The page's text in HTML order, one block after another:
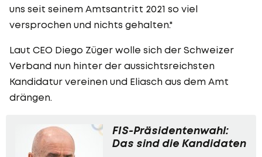
uns seit seinem Amtsantritt 2021 so viel
versprochen und nichts gehalten."
Laut CEO Diego Züger wolle sich der Schweizer
Verband nun hinter der aussichtsreichsten
Kandidatur vereinen und Eliasch aus dem Amt
drängen.
FIS-Präsidentenwahl:
Das sind die Kandidaten